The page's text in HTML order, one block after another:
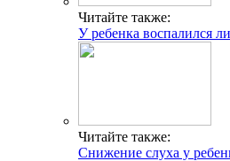
Читайте также:
У ребенка воспалился
Читайте также:
Снижение слуха у